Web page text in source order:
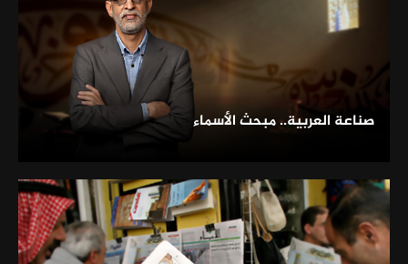
صناعة العربية.. مبحث الأسماء